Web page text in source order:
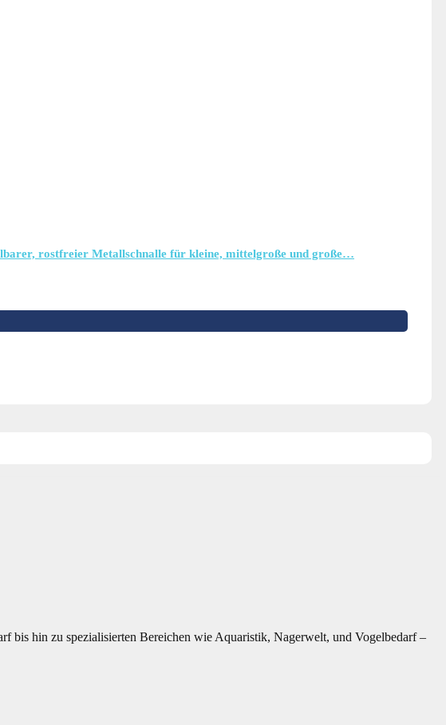
rostfreier Metallschnalle für kleine, mittelgroße und große…
bis hin zu spezialisierten Bereichen wie Aquaristik, Nagerwelt, und Vogelbedarf –